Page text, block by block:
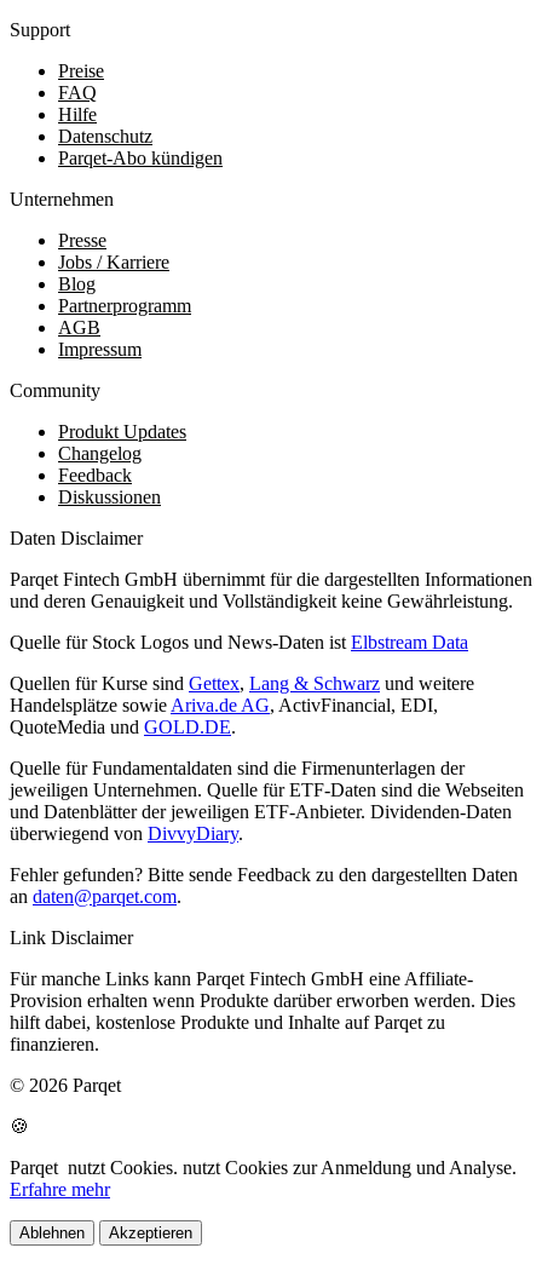
Support
Preise
FAQ
Hilfe
Datenschutz
Parqet-Abo kündigen
Unternehmen
Presse
Jobs / Karriere
Blog
Partnerprogramm
AGB
Impressum
Community
Produkt Updates
Changelog
Feedback
Diskussionen
Daten Disclaimer
Parqet Fintech GmbH übernimmt für die dargestellten Informationen
und deren Genauigkeit und Vollständigkeit keine Gewährleistung.
Quelle für Stock Logos und News-Daten ist Elbstream Data
Quellen für Kurse sind Gettex, Lang & Schwarz und weitere
Handelsplätze sowie Ariva.de AG, ActivFinancial, EDI,
QuoteMedia und GOLD.DE.
Quelle für Fundamentaldaten sind die Firmenunterlagen der
jeweiligen Unternehmen. Quelle für ETF-Daten sind die Webseiten
und Datenblätter der jeweiligen ETF-Anbieter. Dividenden-Daten
überwiegend von DivvyDiary.
Fehler gefunden? Bitte sende Feedback zu den dargestellten Daten
an daten@parqet.com.
Link Disclaimer
Für manche Links kann Parqet Fintech GmbH eine Affiliate-
Provision erhalten wenn Produkte darüber erworben werden. Dies
hilft dabei, kostenlose Produkte und Inhalte auf Parqet zu
finanzieren.
© 2026 Parqet
🍪
Parqet nutzt Cookies. nutzt Cookies zur Anmeldung und Analyse.
Erfahre mehr
Ablehnen Akzeptieren